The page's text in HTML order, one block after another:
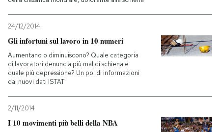
24/12/2014
Gli infortuni sul lavoro in 10 numeri
Aumentano o diminuiscono? Quale categoria
di lavoratori denuncia più mal di schiena e
quale più depressione? Un po' di informazioni
dai nuovi dati ISTAT
2/11/2014
I 10 movimenti più belli della NBA